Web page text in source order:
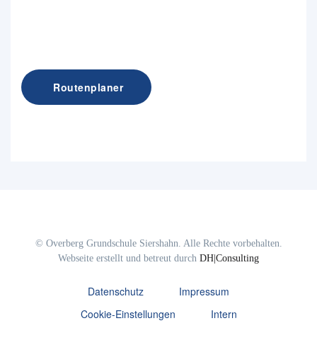
Routenplaner
© Overberg Grundschule Siershahn. Alle Rechte vorbehalten.
Webseite erstellt und betreut durch DH|Consulting
Datenschutz
Impressum
Cookie-Einstellungen
Intern